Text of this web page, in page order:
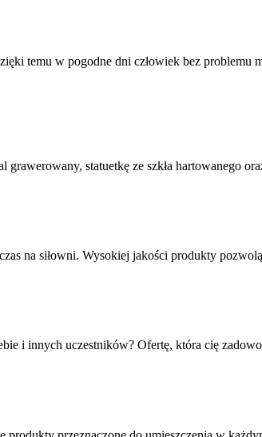
temu w pogodne dni człowiek bez
statuetkę ze szkła hartowanego
na siłowni. Wysokiej jakości produkty
i innych uczestników? Ofertę, która cię